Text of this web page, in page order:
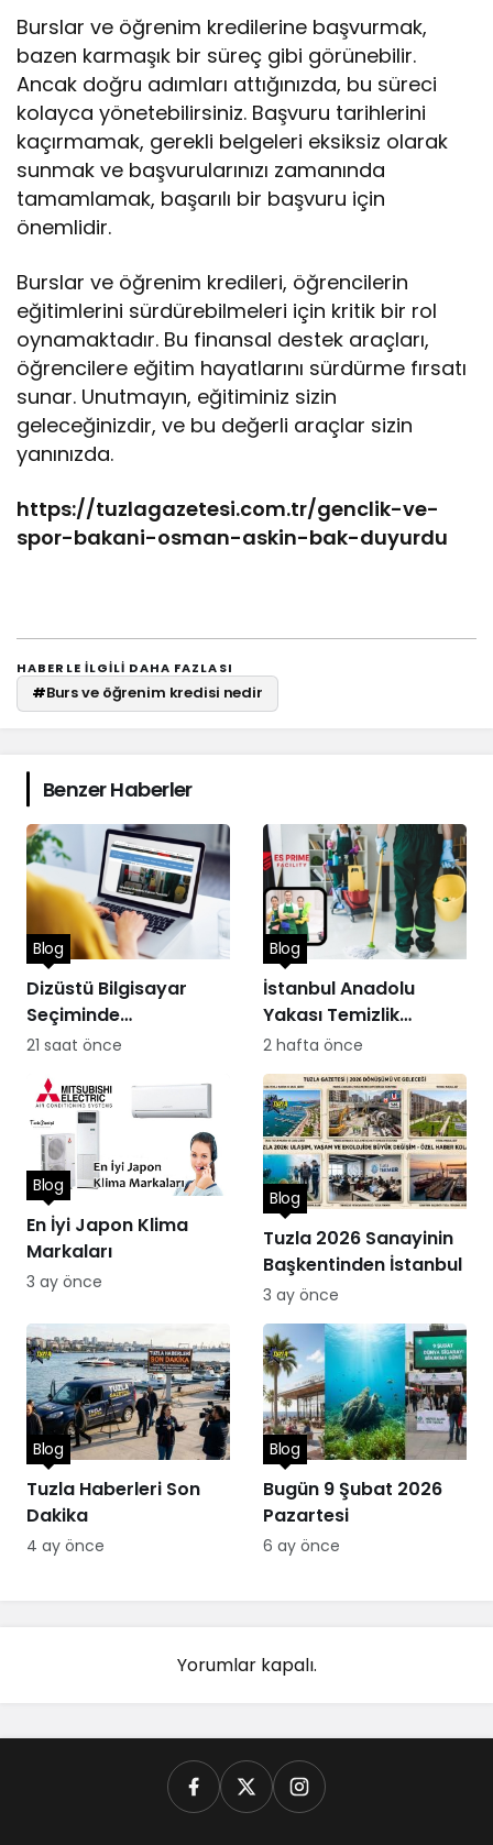
Burslar ve öğrenim kredilerine başvurmak,
bazen karmaşık bir süreç gibi görünebilir.
Ancak doğru adımları attığınızda, bu süreci
kolayca yönetebilirsiniz. Başvuru tarihlerini
kaçırmamak, gerekli belgeleri eksiksiz olarak
sunmak ve başvurularınızı zamanında
tamamlamak, başarılı bir başvuru için
önemlidir.
Burslar ve öğrenim kredileri, öğrencilerin
eğitimlerini sürdürebilmeleri için kritik bir rol
oynamaktadır. Bu finansal destek araçları,
öğrencilere eğitim hayatlarını sürdürme fırsatı
sunar. Unutmayın, eğitiminiz sizin
geleceğinizdir, ve bu değerli araçlar sizin
yanınızda.
https://tuzlagazetesi.com.tr/genclik-ve-
spor-bakani-osman-askin-bak-duyurdu
HABERLE ILGILI DAHA FAZLASI
#Burs ve öğrenim kredisi nedir
Benzer Haberler
Dizüstü Bilgisayar
Seçiminde
Performans
Blog
21 saat önce
İstanbul Anadolu
Yakası Temizlik
Hizmetleri
Blog
2 hafta önce
En İyi Japon Klima
Markaları
Blog
3 ay önce
Tuzla 2026 Sanayinin
Başkentinden İstanbul
Blog
3 ay önce
Tuzla Haberleri Son
Dakika
Blog
4 ay önce
Bugün 9 Şubat 2026
Pazartesi
Blog
6 ay önce
Yorumlar kapalı.